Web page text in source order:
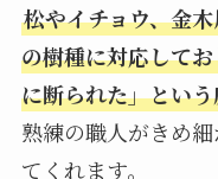
松やイチョウ、金
の樹種に対応して
に断られた」とい
熟練の職人がきめ
てくれます。